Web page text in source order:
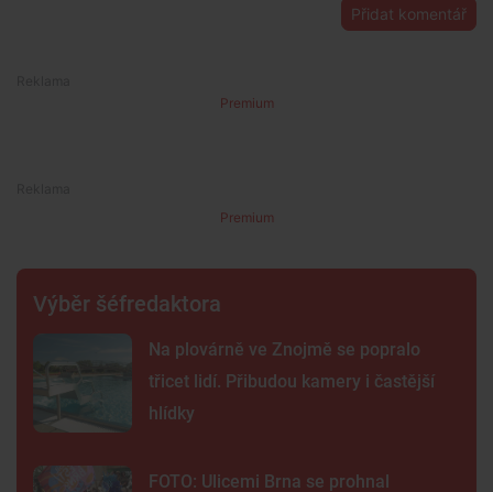
Přidat komentář
Premium
Premium
Výběr šéfredaktora
Na plovárně ve Znojmě se popralo
třicet lidí. Přibudou kamery i častější
hlídky
FOTO: Ulicemi Brna se prohnal